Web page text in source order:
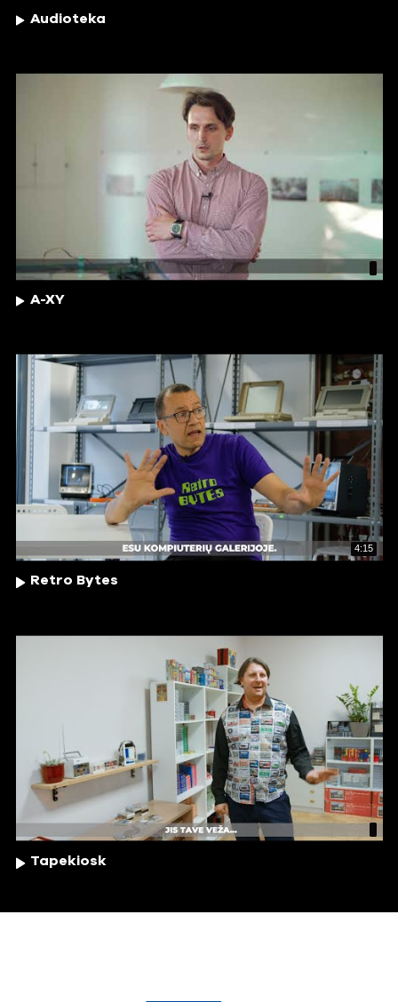
Audioteka
A-XY
4:15
Retro Bytes
Tapekiosk